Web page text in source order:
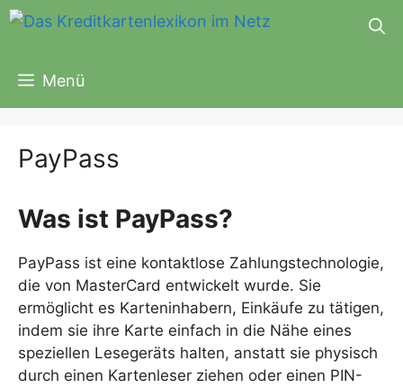
Zum
Inhalt
Menü
PayPass
Was ist PayPass?
PayPass ist eine kontaktlose Zahlungstechnologie,
die von MasterCard entwickelt wurde. Sie
ermöglicht es Karteninhabern, Einkäufe zu tätigen,
indem sie ihre Karte einfach in die Nähe eines
speziellen Lesegeräts halten, anstatt sie physisch
durch einen Kartenleser ziehen oder einen PIN-